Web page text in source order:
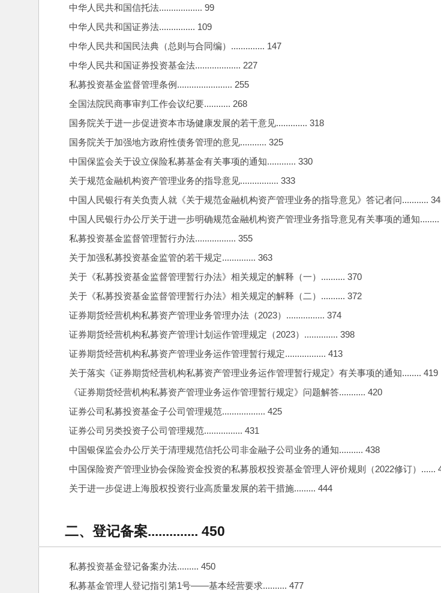
中华人民共和国信托法.................. 99
中华人民共和国证券法............... 109
中华人民共和国民法典（总则与合同编）.............. 147
中华人民共和国证券投资基金法................... 227
私募投资基金监督管理条例....................... 255
全国法院民商事审判工作会议纪要........... 268
国务院关于进一步促进资本市场健康发展的若干意见............. 318
国务院关于加强地方政府性债务管理的意见........... 325
中国保监会关于设立保险私募基金有关事项的通知............ 330
关于规范金融机构资产管理业务的指导意见................ 333
中国人民银行有关负责人就《关于规范金融机构资产管理业务的指导意见》答记者问...........
中国人民银行办公厅关于进一步明确规范金融机构资产管理业务指导意见有关事项的通知........
私募投资基金监督管理暂行办法................. 355
关于加强私募投资基金监管的若干规定.............. 363
关于《私募投资基金监督管理暂行办法》相关规定的解释（一）.......... 370
关于《私募投资基金监督管理暂行办法》相关规定的解释（二）.......... 372
证券期货经营机构私募资产管理业务管理办法（2023）................ 374
证券期货经营机构私募资产管理计划运作管理规定（2023）.............. 398
证券期货经营机构私募资产管理业务运作管理暂行规定................. 413
关于落实《证券期货经营机构私募资产管理业务运作管理暂行规定》有关事项的通知........ 419
《证券期货经营机构私募资产管理业务运作管理暂行规定》问题解答........... 420
证券公司私募投资基金子公司管理规范.................. 425
证券公司另类投资子公司管理规范................ 431
中国银保监会办公厅关于清理规范信托公司非金融子公司业务的通知.......... 438
中国保险资产管理业协会保险资金投资的私募股权投资基金管理人评价规则（2022修订）......
关于进一步促进上海股权投资行业高质量发展的若干措施......... 444
二、登记备案.............. 450
私募投资基金登记备案办法......... 450
私募基金管理人登记指引第1号——基本经营要求.......... 477